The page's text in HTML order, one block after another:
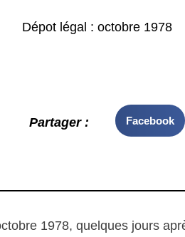
Dépot légal : octobre 1978
Partager : Facebook
1978, quelques jours